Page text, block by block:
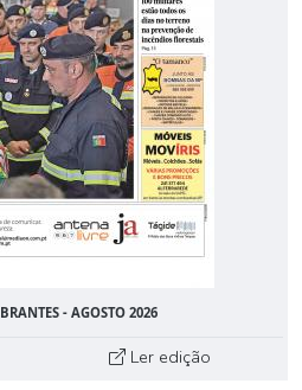
- AGOSTO 2026
Ler edição